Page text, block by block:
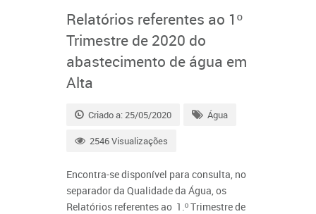
Relatórios referentes ao 1º
Trimestre de 2020 do
abastecimento de água em
Alta
Criado a: 25/05/2020 Água
2546 Visualizações
Encontra-se disponível para consulta, no
separador da Qualidade da Água, os
Relatórios referentes ao 1.º Trimestre de